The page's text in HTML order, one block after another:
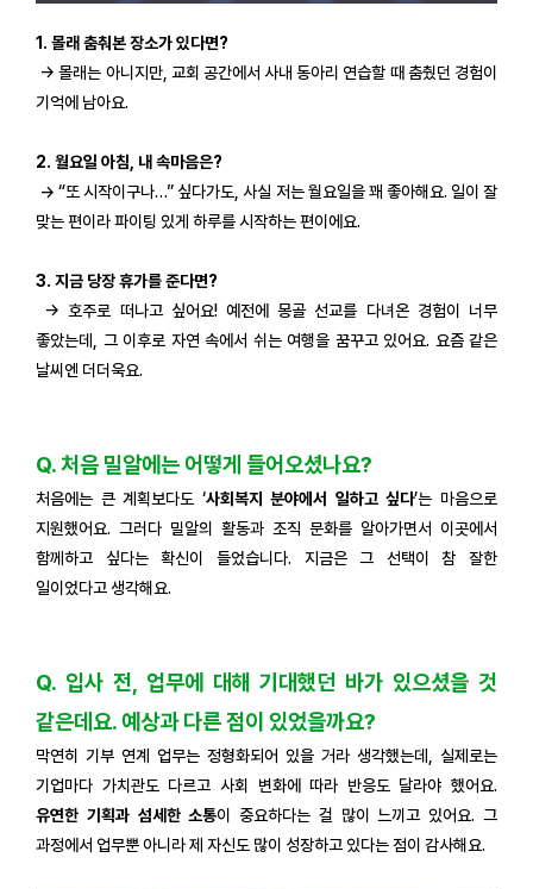
1. 몰래 춤춰본 장소가 있다면?
→ 몰래는 아니지만, 교회 공간에서 사내 동아리 연습할 때 춤췄던 경험이
기억에 남아요.
2. 월요일 아침, 내 속마음은?
→ “또 시작이구나…” 싶다가도, 사실 저는 월요일을 꽤 좋아해요. 일이 잘
맞는 편이라 파이팅 있게 하루를 시작하는 편이에요.
3. 지금 당장 휴가를 준다면?
→ 호주로 떠나고 싶어요! 예전에 몽골 선교를 다녀온 경험이 너무
좋았는데, 그 이후로 자연 속에서 쉬는 여행을 꿈꾸고 있어요. 요즘 같은
날씨엔 더더욱요.
Q. 처음 밀알에는 어떻게 들어오셨나요?
처음에는 큰 계획보다도 ‘사회복지 분야에서 일하고 싶다’는 마음으로
지원했어요. 그러다 밀알의 활동과 조직 문화를 알아가면서 이곳에서
함께하고 싶다는 확신이 들었습니다. 지금은 그 선택이 참 잘한
일이었다고 생각해요.
Q. 입사 전, 업무에 대해 기대했던 바가 있으셨을 것
같은데요. 예상과 다른 점이 있었을까요?
막연히 기부 연계 업무는 정형화되어 있을 거라 생각했는데, 실제로는
기업마다 가치관도 다르고 사회 변화에 따라 반응도 달라야 했어요.
유연한 기획과 섬세한 소통이 중요하다는 걸 많이 느끼고 있어요. 그
과정에서 업무뿐 아니라 제 자신도 많이 성장하고 있다는 점이 감사해요.